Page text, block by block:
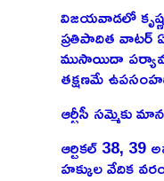
విజయవాడలో కృష్ణ
ప్రతిపాదిత వాటర్
ముసాయిదా
తక్షణమే
ఆర్టీసీ సమ్మెకు
ఆర్టికల్ 38,
హక్కుల వేదిక